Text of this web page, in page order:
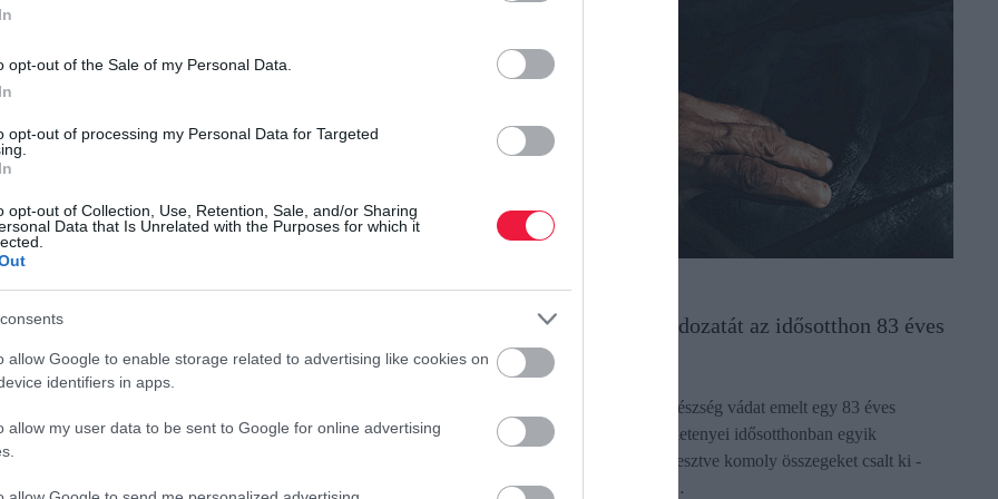
opt-out of the Sale of my Personal Data.
opt-out of processing my Personal Data for Targeted
opt-out of Collection, Use, Retention, Sale, and/or Sharing
Data that Is Unrelated with the Purposes for which it
allow Google to enable storage related to advertising like cookies on
identifiers in apps.
allow my user data to be sent to Google for online advertising
vádirata alapján 551 rendbeli csalás miatt mondta
fel az interneten, majd pénzt csalt ki az arra jelentkező
derült fény, ezért a kaposvári a nyomozók újabb
könnyű, otthonról végezhető fizikai jellegű munkára –
majd az arra jelentkező sértetteknek sablon tájékoztató
letéti összegeként 5.500 forintot utaljanak át az általa
az állások kiközvetítésére, ezért az összegek beérkezése
szerzett pénzt felélte. A vádlott alig egy hónap alatt
a korábbi bűnügyben kiszabott 3 év 10 hónap
JOG
Milliókkal verte át áldozatát az idősotthon 83 éves
lakója
A Nagykanizsai Járási Ügyészség vádat emelt egy 83 éves
asszonnyal szemben, aki a letenyei idősotthonban egyik
lakótársának lányát megtévesztve komoly összegeket csalt ki -
közölte a Zala Vármegyei…